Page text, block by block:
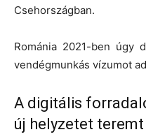
Csehországban.
Románia 2021-ben úgy
vendégmunkás vízumot
A digitális
új helyzetet teremt